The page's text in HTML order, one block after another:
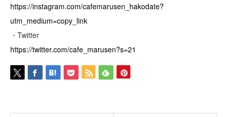
https://instagram.com/cafemarusen_hakodate?
utm_medium=copy_link
・Twitter
https://twitter.com/cafe_marusen?s=21